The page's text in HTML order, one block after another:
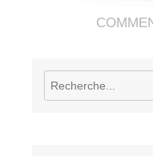
Rechercher